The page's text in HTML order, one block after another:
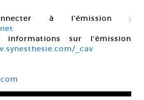
à l’émission :
sur l’émission
_cav